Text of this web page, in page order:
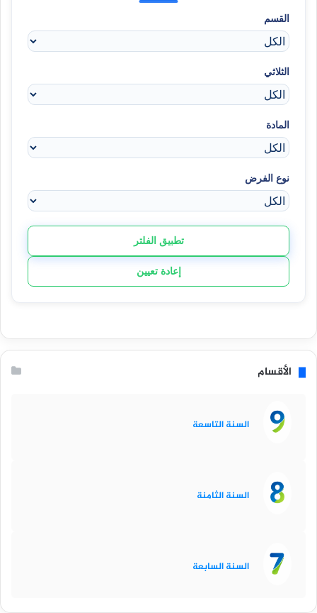
القسم
الثلاثي
المادة
نوع الفرض
تطبيق الفلتر
إعادة تعيين
الأقسام
السنة التاسعة
السنة الثامنة
السنة السابعة